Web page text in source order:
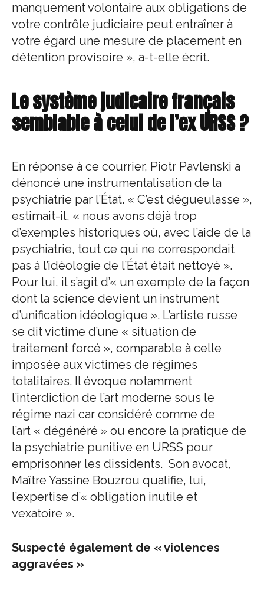
manquement volontaire aux obligations de
votre contrôle judiciaire peut entraîner à
votre égard une mesure de placement en
détention provisoire », a-t-elle écrit.
Le système judicaire français
semblable à celui de l’ex URSS ?
En réponse à ce courrier, Piotr Pavlenski a
dénoncé une instrumentalisation de la
psychiatrie par l’État. « C’est dégueulasse »,
estimait-il, « nous avons déjà trop
d’exemples historiques où, avec l’aide de la
psychiatrie, tout ce qui ne correspondait
pas à l’idéologie de l’État était nettoyé ».
Pour lui, il s’agit d’« un exemple de la façon
dont la science devient un instrument
d’unification idéologique ». L’artiste russe
se dit victime d’une « situation de
traitement forcé », comparable à celle
imposée aux victimes de régimes
totalitaires. Il évoque notamment
l’interdiction de l’art moderne sous le
régime nazi car considéré comme de
l’art « dégénéré » ou encore la pratique de
la psychiatrie punitive en URSS pour
emprisonner les dissidents. Son avocat,
Maître Yassine Bouzrou qualifie, lui,
l’expertise d’« obligation inutile et
vexatoire ».
Suspecté également de « violences
aggravées »